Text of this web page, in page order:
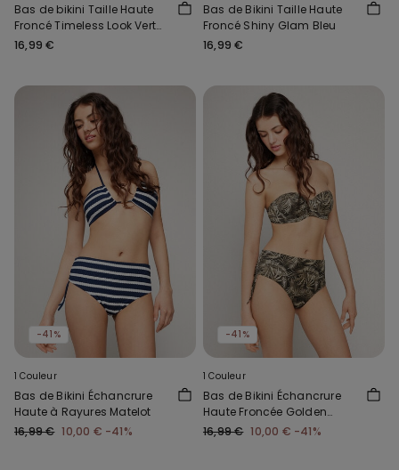
Bas de bikini Taille Haute
Froncé Timeless Look Vert
Camouflage
16,99 €
Bas de Bikini Taille Haute
Froncé Shiny Glam Bleu
16,99 €
-41%
1 Couleur
Bas de Bikini Échancrure
Haute à Rayures Matelot
16,99 € 10,00 € -41%
-41%
1 Couleur
Bas de Bikini Échancrure
Haute Froncée Golden
Tropics
16,99 € 10,00 € -41%